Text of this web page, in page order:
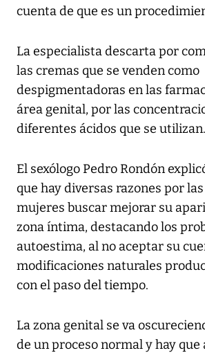
cuenta de que es un
La especialista descarta por
las cremas que se venden como
despigmentadoras en las
área genital, por las
diferentes ácidos que se utilizan.
El sexólogo Pedro Rondón
que hay diversas razones por
mujeres buscar mejorar su
zona íntima, destacando los
autoestima, al no aceptar su
modificaciones naturales
con el paso del tiempo.
La zona genital se va
de un proceso normal y hay que